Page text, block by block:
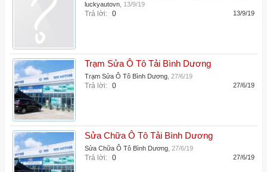
luckyautovn 13/9/19
Trả lời: 0 13/9/19
Trạm Sửa Ô Tô Tải Bình Dương
Trạm Sửa Ô Tô Bình Dương 27/6/19
Trả lời: 0 27/6/19
Sửa Chữa Ô Tô Tải Bình Dương
Sửa Chữa Ô Tô Bình Dương 27/6/19
Trả lời: 0 27/6/19